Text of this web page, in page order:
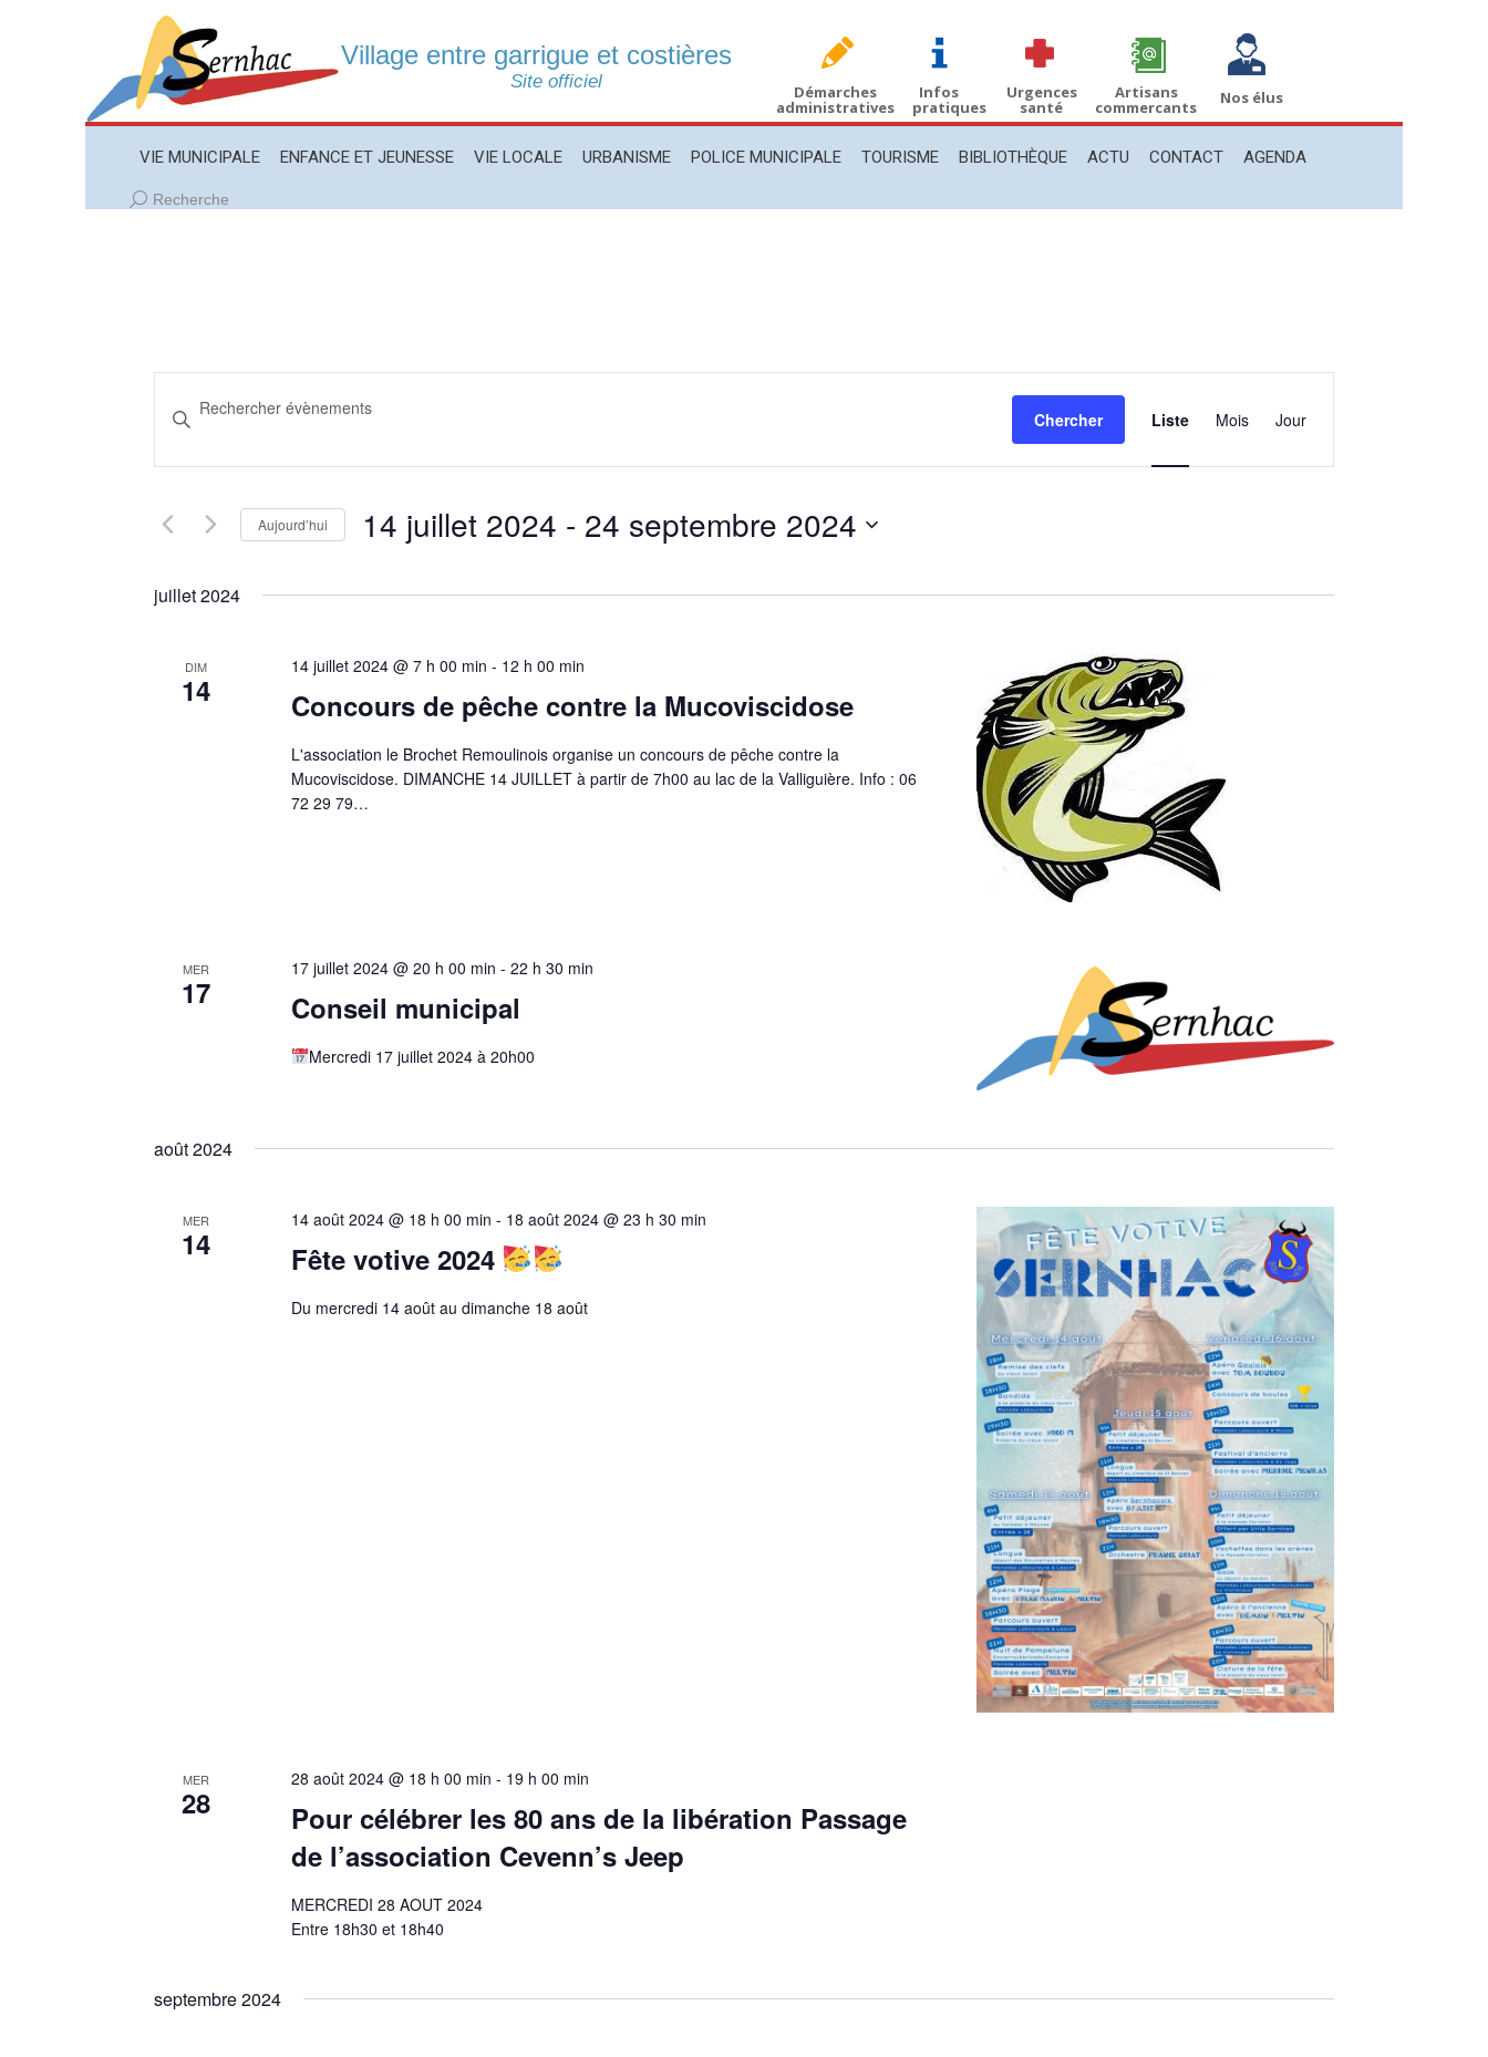
Village entre garrigue et costières
Site officiel Démarches
administratives
Infos
pratiques
Urgences
santé
Artisans
commercants Nos élus
VIE MUNICIPALE ENFANCE ET JEUNESSE VIE LOCALE URBANISME POLICE MUNICIPALE TOURISME BIBLIOTHÈQUE ACTU CONTACT AGENDA
Recherche
Recherche
et
vues
Saisir
mot-
clé.
Rechercher
Évènements
mot-
Chercher
de
Liste Mois Jour
Aujourd’hui 14 juillet 2024 - 24 septembre 2024
une
juillet 2024
DIM
14
14 juillet 2024 @ 7 h 00 min - 12 h 00 min
Concours de pêche contre la Mucoviscidose
L'association le Brochet Remoulinois organise un concours de pêche contre la
Mucoviscidose. DIMANCHE 14 JUILLET à partir de 7h00 au lac de la Valliguière. Info : 06
72 29 79…
MER
17
17 juillet 2024 @ 20 h 00 min - 22 h 30 min
Conseil municipal
Mercredi 17 juillet 2024 à 20h00
août 2024
MER
14
14 août 2024 @ 18 h 00 min - 18 août 2024 @ 23 h 30 min
Fête votive 2024
Du mercredi 14 août au dimanche 18 août
MER
28
28 août 2024 @ 18 h 00 min - 19 h 00 min
Pour célébrer les 80 ans de la libération Passage
de l’association Cevenn’s Jeep
MERCREDI 28 AOUT 2024
Entre 18h30 et 18h40
septembre 2024
VIE MUNICIPALE ENFANCE ET JEUNESSE VIE LOCALE URBANISME POLICE MUNICIPALE TOURISME BIBLIOTHÈQUE CONTACT AGENDA